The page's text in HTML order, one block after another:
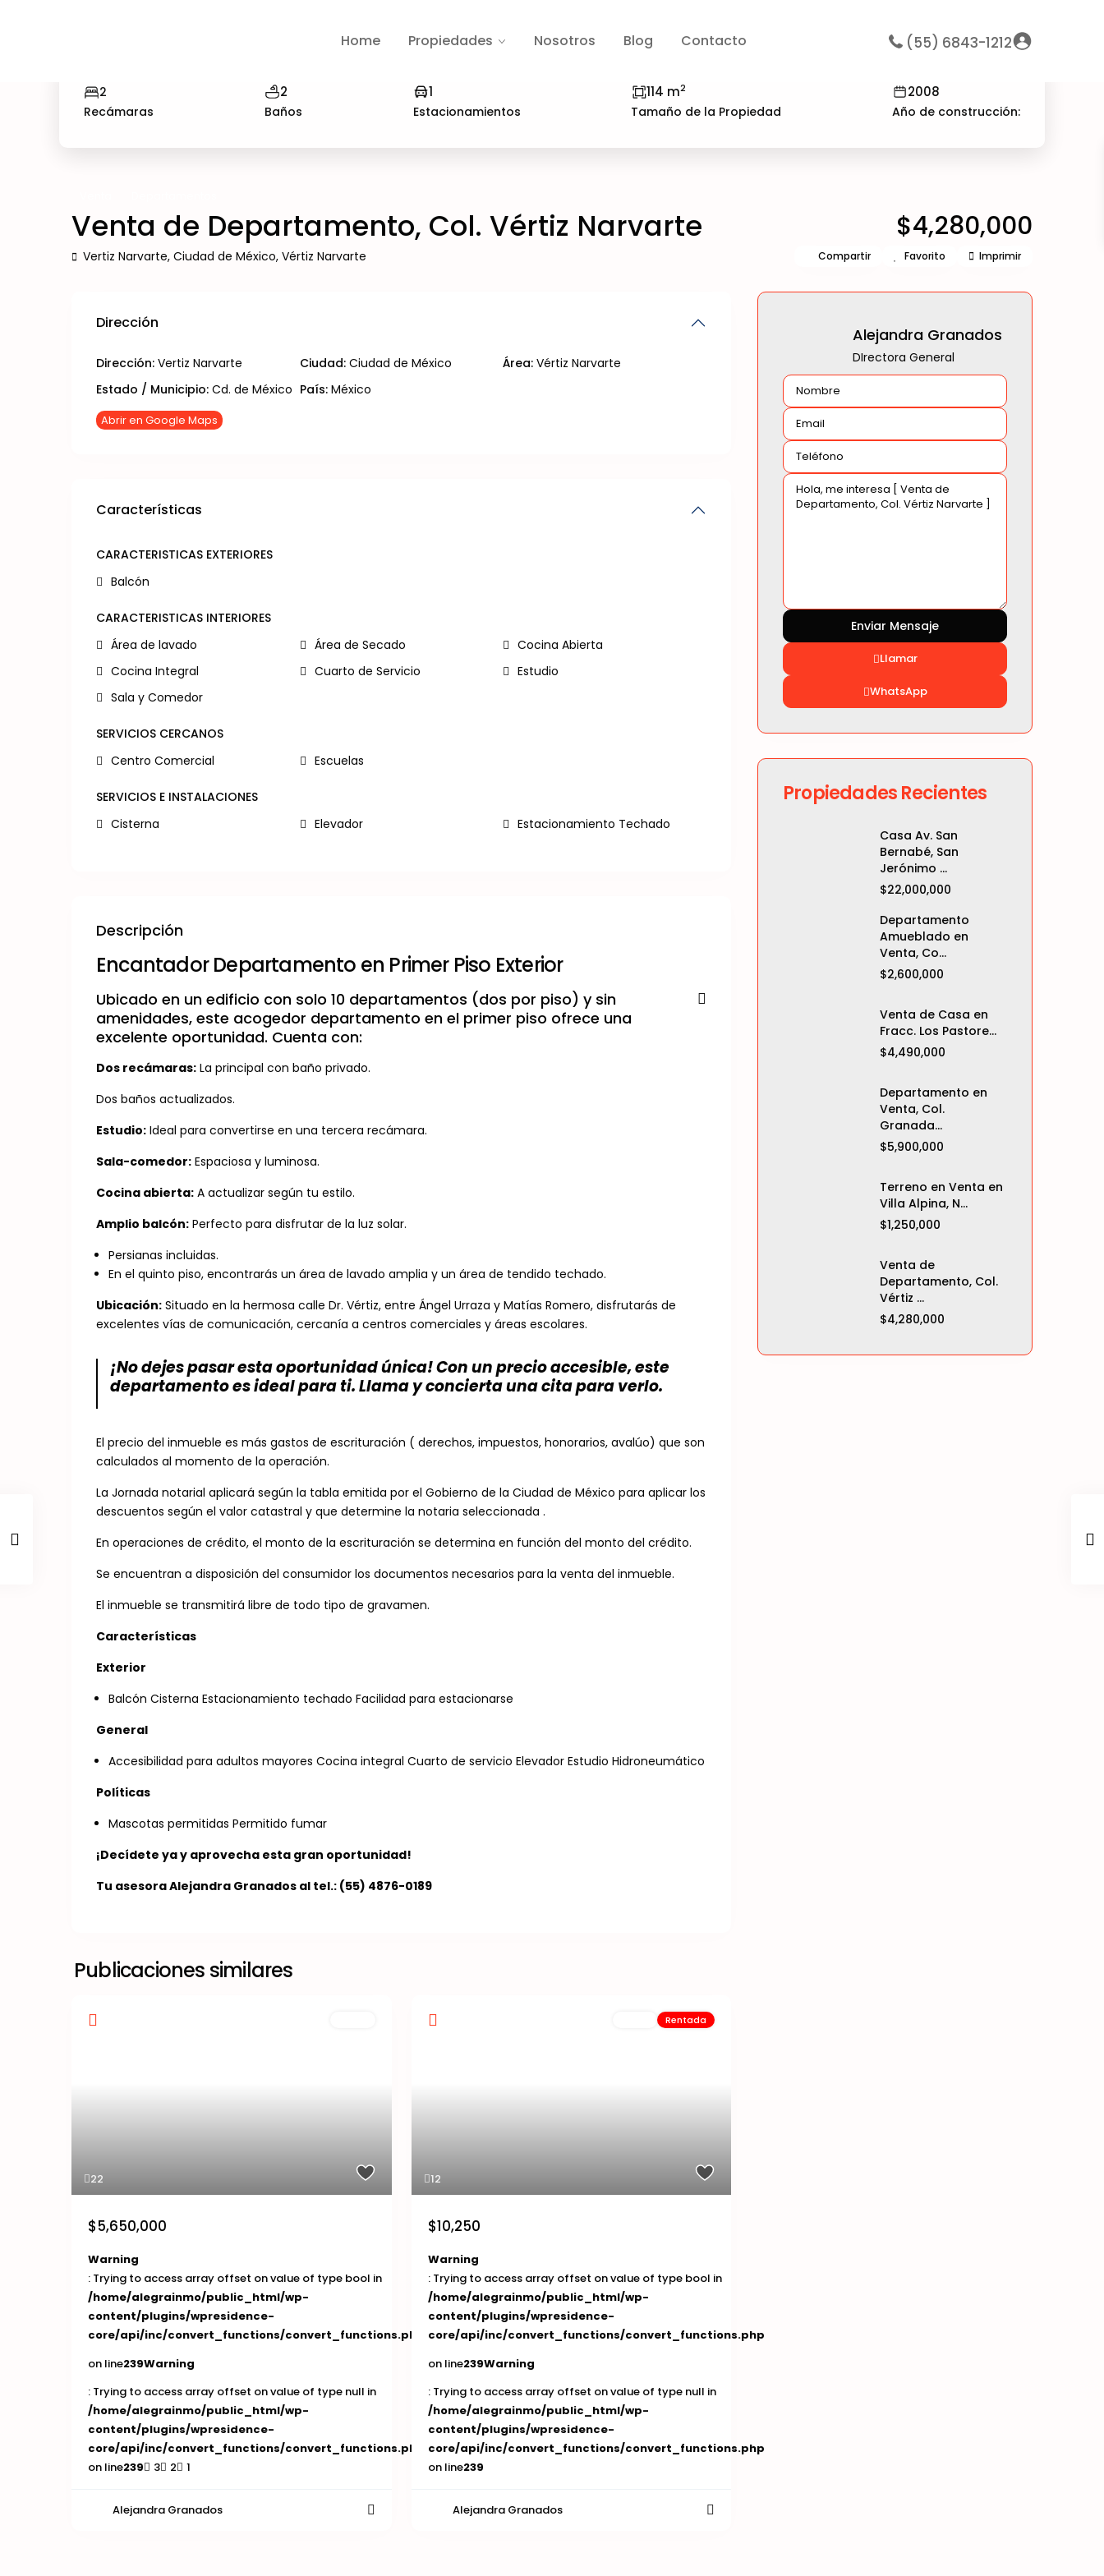
Home Propiedades Nosotros Blog Contacto (55) 6843-1212
2
Recámaras
2
Baños
1
Estacionamientos
114 m2
Tamaño de la Propiedad
2008
Año de construcción:
Venta de Departamento, Col. Vértiz Narvarte $4,280,000
Vertiz Narvarte, Ciudad de México, Vértiz Narvarte Compartir Favorito Imprimir
Dirección
Dirección: Vertiz Narvarte Ciudad: Ciudad de México Área: Vértiz Narvarte
Estado / Municipio: Cd. de México País:México
Abrir en Google Maps
Características
CARACTERISTICAS EXTERIORES
Balcón
CARACTERISTICAS INTERIORES
Área de lavado
Área de Secado
Cocina Abierta
Cocina Integral
Cuarto de Servicio
Estudio
Sala y Comedor
SERVICIOS CERCANOS
Centro Comercial
Escuelas
SERVICIOS E INSTALACIONES
Cisterna
Elevador Estacionamiento Techado
Descripción
Encantador Departamento en Primer Piso Exterior
Ubicado en un edificio con solo 10 departamentos (dos por piso) y sin
amenidades, este acogedor departamento en el primer piso ofrece una
excelente oportunidad. Cuenta con:
Dos recámaras: La principal con baño privado.
Dos baños actualizados.
Estudio: Ideal para convertirse en una tercera recámara.
Sala-comedor: Espaciosa y luminosa.
Cocina abierta: A actualizar según tu estilo.
Amplio balcón: Perfecto para disfrutar de la luz solar.
Persianas incluidas.
En el quinto piso, encontrarás un área de lavado amplia y un área de tendido techado.
Ubicación: Situado en la hermosa calle Dr. Vértiz, entre Ángel Urraza y Matías Romero, disfrutarás de
excelentes vías de comunicación, cercanía a centros comerciales y áreas escolares.
¡No dejes pasar esta oportunidad única! Con un precio accesible, este
departamento es ideal para ti. Llama y concierta una cita para verlo.
El precio del inmueble es más gastos de escrituración ( derechos, impuestos, honorarios, avalúo) que son
calculados al momento de la operación.
La Jornada notarial aplicará según la tabla emitida por el Gobierno de la Ciudad de México para aplicar los
descuentos según el valor catastral y que determine la notaria seleccionada .
En operaciones de crédito, el monto de la escrituración se determina en función del monto del crédito.
Se encuentran a disposición del consumidor los documentos necesarios para la venta del inmueble.
El inmueble se transmitirá libre de todo tipo de gravamen.
Características
Exterior
Balcón Cisterna Estacionamiento techado Facilidad para estacionarse
General
Accesibilidad para adultos mayores Cocina integral Cuarto de servicio Elevador Estudio Hidroneumático
Políticas
Mascotas permitidas Permitido fumar
¡Decídete ya y aprovecha esta gran oportunidad!
Tu asesora Alejandra Granados al tel.: (55) 4876-0189
Publicaciones similares
22
$5,650,000
Warning
: Trying to access array offset on value of type bool in
/home/alegrainmo/public_html/wp-
content/plugins/wpresidence-
core/api/inc/convert_functions/convert_functions.php
on line239Warning
: Trying to access array offset on value of type null in
/home/alegrainmo/public_html/wp-
content/plugins/wpresidence-
core/api/inc/convert_functions/convert_functions.php
on line239 3 2 1
Alejandra Granados
12
Rentada
$10,250
Warning
: Trying to access array offset on value of type bool in
/home/alegrainmo/public_html/wp-
content/plugins/wpresidence-
core/api/inc/convert_functions/convert_functions.php
on line239Warning
: Trying to access array offset on value of type null in
/home/alegrainmo/public_html/wp-
content/plugins/wpresidence-
core/api/inc/convert_functions/convert_functions.php
on line239
Alejandra Granados
Alejandra Granados
DIrectora General
Llamar
WhatsApp
Propiedades Recientes
Casa Av. San
Bernabé, San
Jerónimo ...
$22,000,000
Departamento
Amueblado en
Venta, Co...
$2,600,000
Venta de Casa en
Fracc. Los Pastore...
$4,490,000
Departamento en
Venta, Col.
Granada...
$5,900,000
Terreno en Venta en
Villa Alpina, N...
$1,250,000
Venta de
Departamento, Col.
Vértiz ...
$4,280,000